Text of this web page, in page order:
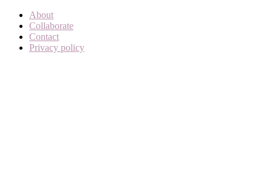
About
Collaborate
Contact
Privacy policy